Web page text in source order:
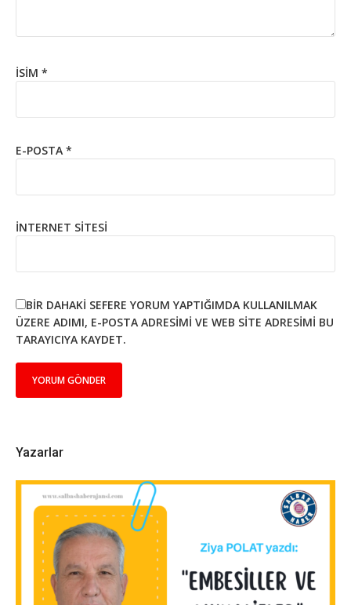
İSIM *
E-POSTA *
İNTERNET SITESI
BIR DAHAKI SEFERE YORUM YAPTIĞIMDA KULLANILMAK
ÜZERE ADIMI, E-POSTA ADRESIMI VE WEB SITE ADRESIMI BU
TARAYICIYA KAYDET.
Yazarlar